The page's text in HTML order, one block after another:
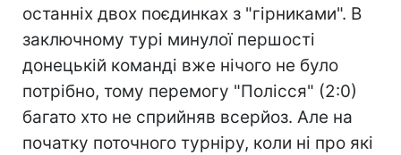
останніх двох поєдинках з "гірниками". В
заключному турі минулої першості
донецькій команді вже нічого не було
потрібно, тому перемогу "Полісся" (2:0)
багато хто не сприйняв всерйоз. Але на
початку поточного турніру, коли ні про які